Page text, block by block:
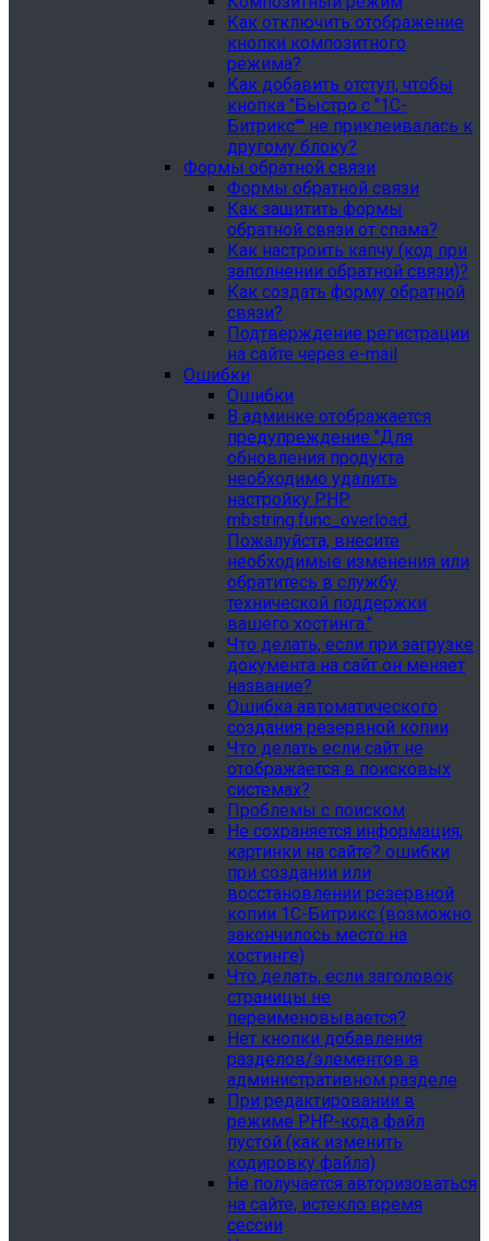
Как отключить отображение
кнопки композитного
режима?
Как добавить отступ, чтобы
кнопка "Быстро с "1С-
Битрикс"" не приклеивалась к
другому блоку?
Формы обратной связи
Формы обратной связи
Как защитить формы
обратной связи от спама?
Как настроить капчу (код при
заполнении обратной связи)?
Как создать форму обратной
связи?
Подтверждение регистрации
на сайте через e-mail
Ошибки
Ошибки
В админке отображается
предупреждение "Для
обновления продукта
необходимо удалить
настройку PHP
mbstring.func_overload.
Пожалуйста, внесите
необходимые изменения или
обратитесь в службу
технической поддержки
вашего хостинга."
Что делать, если при загрузке
документа на сайт он меняет
название?
Ошибка автоматического
создания резервной копии
Что делать если сайт не
отображается в поисковых
системах?
Проблемы с поиском
Не сохраняется информация,
картинки на сайте? ошибки
при создании или
восстановлении резервной
копии 1С-Битрикс (возможно
закончилось место на
хостинге)
Что делать, если заголовок
страницы не
переименовывается?
Нет кнопки добавления
разделов/элементов в
административном разделе
При редактировании в
режиме PHP-кода файл
пустой (как изменить
кодировку файла)
Не получается авторизоваться
на сайте, истекло время
сессии